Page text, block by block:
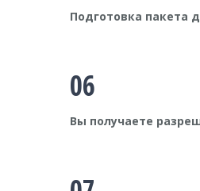
Подготовка пакета
06
Вы получаете